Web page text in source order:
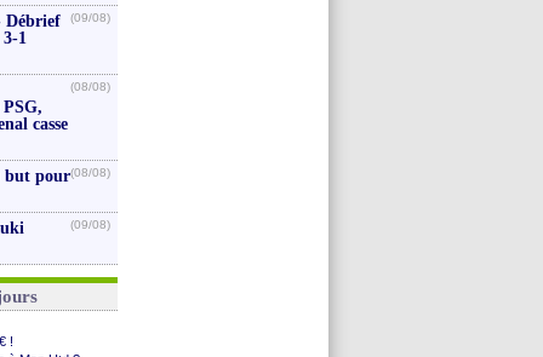
Débrief
1
(09/08)
casse
(08/08)
but pour(08/08)
(09/08)
!